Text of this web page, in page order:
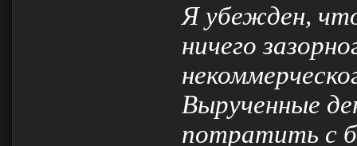
Я убежден,
ничего
Вырученные
потратить с